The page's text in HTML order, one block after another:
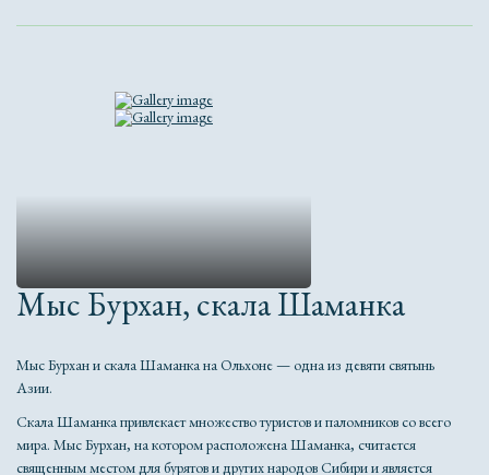
Мыс Бурхан, скала Шаманка
Мыс Бурхан и скала Шаманка на Ольхоне — одна из девяти святынь
Азии.
Скала Шаманка привлекает множество туристов и паломников со всего
мира. Мыс Бурхан, на котором расположена Шаманка, считается
священным местом для бурятов и других народов Сибири и является